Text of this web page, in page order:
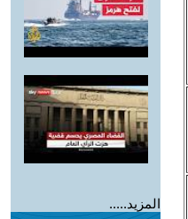
المزيد.....